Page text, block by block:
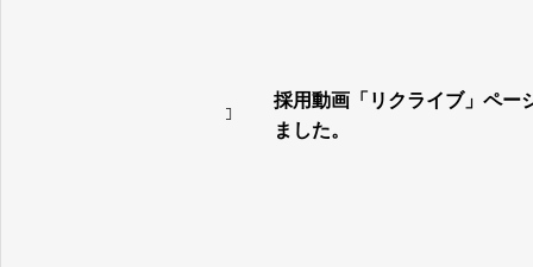
採用動画「リクライブ」ペー
ました。